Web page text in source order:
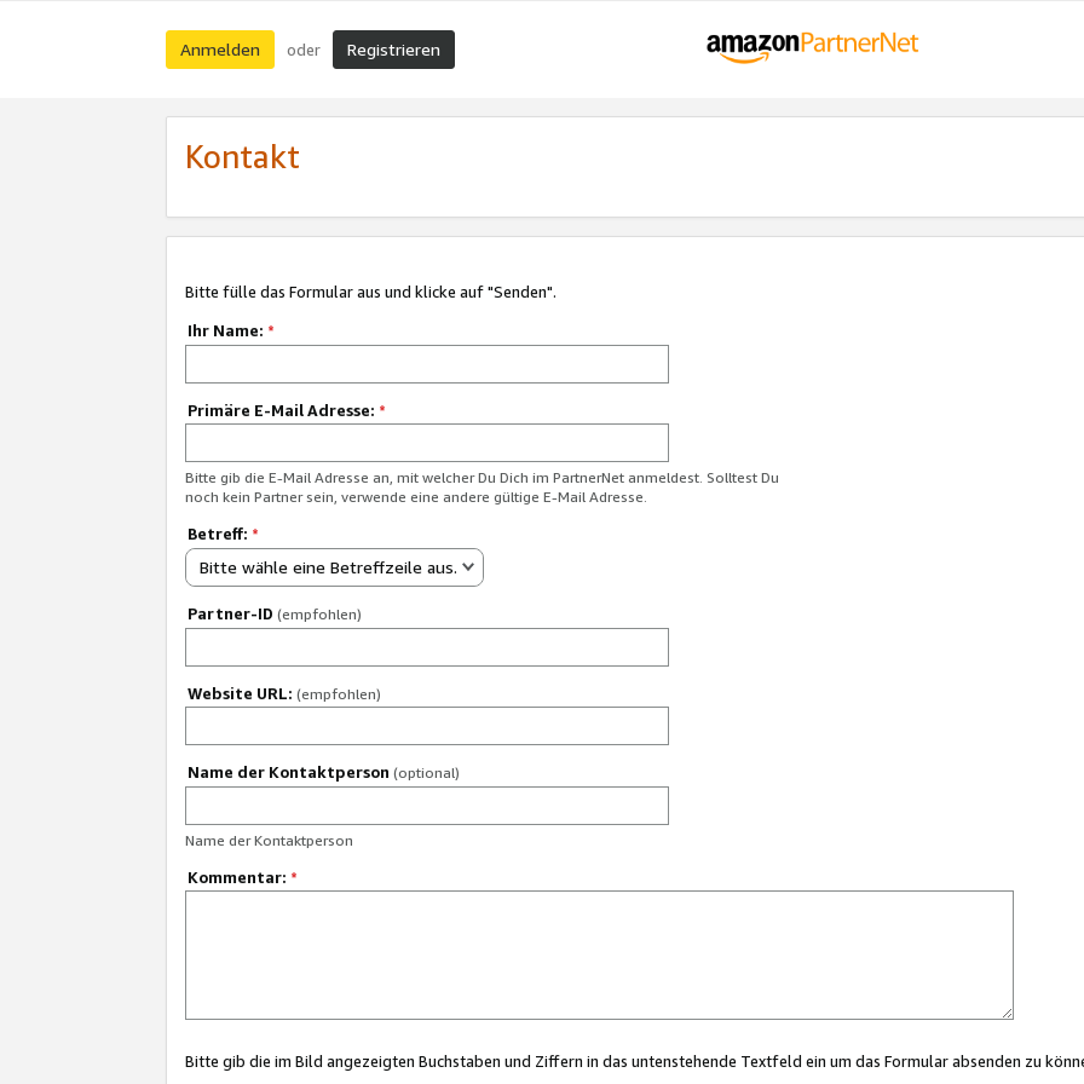
Anmelden oder Registrieren
Kontakt
Bitte fülle das Formular aus und klicke auf "Senden".
Ihr Name: *
Primäre E-Mail Adresse: *
Bitte gib die E-Mail Adresse an, mit welcher Du Dich im PartnerNet anmeldest. Solltest Du
noch kein Partner sein, verwende eine andere gültige E-Mail Adresse.
Betreff: *
Bitte wähle eine Betreffzeile aus.
Partner-ID (empfohlen)
Website URL: (empfohlen)
Name der Kontaktperson (optional)
Name der Kontaktperson
Kommentar: *
Bitte gib die im Bild angezeigten Buchstaben und Ziffern in das untenstehende Textfeld ein um das Formular absenden zu